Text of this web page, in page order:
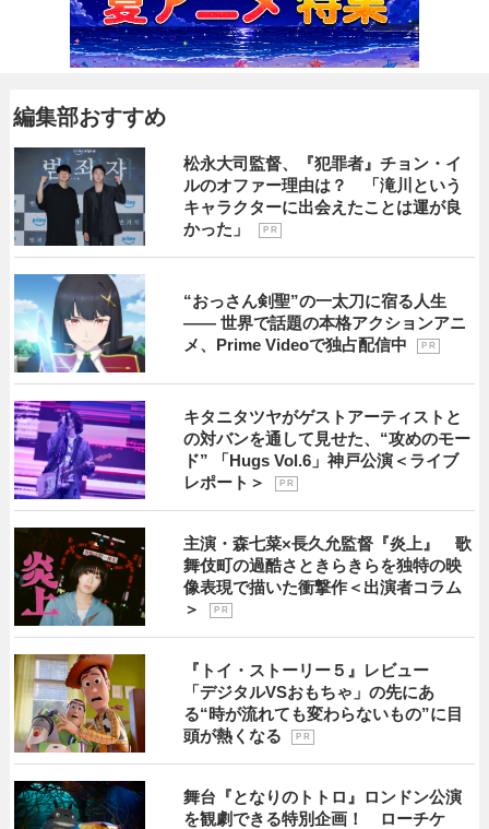
編集部おすすめ
松永大司監督、『犯罪者』チョン・イ
ルのオファー理由は？ 「滝川という
キャラクターに出会えたことは運が良
かった」
P R
“おっさん剣聖”の一太刀に宿る人生
―― 世界で話題の本格アクションアニ
メ、Prime Videoで独占配信中
P R
キタニタツヤがゲストアーティストと
の対バンを通して見せた、“攻めのモー
ド” 「Hugs Vol.6」神戸公演＜ライブ
レポート＞
P R
主演・森七菜×長久允監督『炎上』 歌
舞伎町の過酷さときらきらを独特の映
像表現で描いた衝撃作＜出演者コラム
＞
P R
『トイ・ストーリー５』レビュー
「デジタルVSおもちゃ」の先にあ
る“時が流れても変わらないもの”に目
頭が熱くなる
P R
舞台『となりのトトロ』ロンドン公演
を観劇できる特別企画！ ローチケ